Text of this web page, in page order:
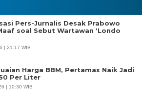
Pers-Jurnalis Desak Prabowo
soal Sebut Wartawan ‘Londo
| 21:17 WIB
Harga BBM, Pertamax Naik Jadi
Per Liter
| 10:30 WIB